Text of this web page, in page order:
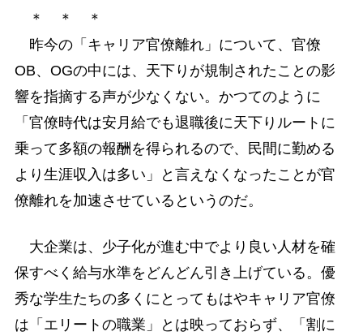
＊ ＊ ＊
昨今の「キャリア官僚離れ」について、官僚
OB、OGの中には、天下りが規制されたことの影
響を指摘する声が少なくない。かつてのように
「官僚時代は安月給でも退職後に天下りルートに
乗って多額の報酬を得られるので、民間に勤める
より生涯収入は多い」と言えなくなったことが官
僚離れを加速させているというのだ。
大企業は、少子化が進む中でより良い人材を確
保すべく給与水準をどんどん引き上げている。優
秀な学生たちの多くにとってもはやキャリア官僚
は「エリートの職業」とは映っておらず、「割に